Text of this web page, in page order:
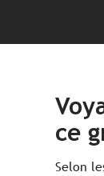
ce
Selon